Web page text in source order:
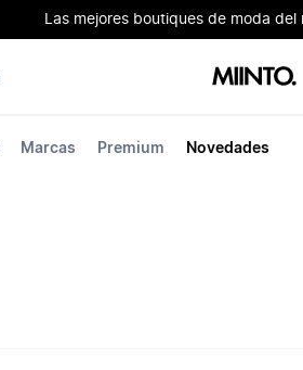
Las mejores boutiques de moda del
Marcas Premium Novedades